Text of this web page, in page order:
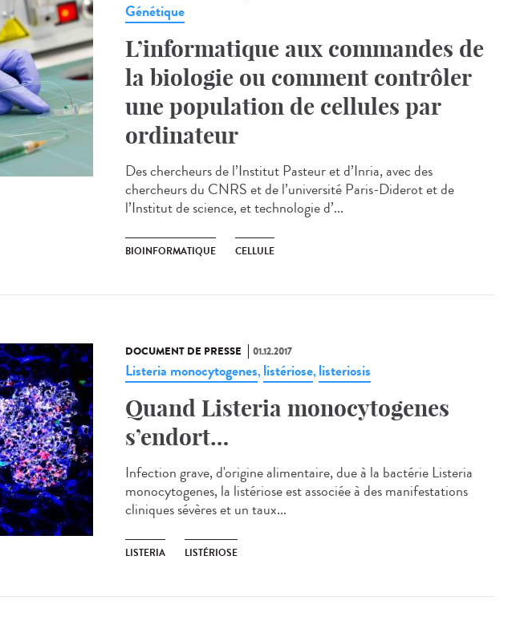
Génétique
L’informatique aux commandes de
la biologie ou comment contrôler
une population de cellules par
ordinateur
Des chercheurs de l’Institut Pasteur et d’Inria, avec des
chercheurs du CNRS et de l’université Paris-Diderot et de
l’Institut de science, et technologie d’...
BIOINFORMATIQUE CELLULE
DOCUMENT DE PRESSE 01.12.2017
Listeria monocytogenes, listériose, listeriosis
Quand Listeria monocytogenes
s’endort…
Infection grave, d'origine alimentaire, due à la bactérie Listeria
monocytogenes, la listériose est associée à des manifestations
cliniques sévères et un taux...
LISTERIA LISTÉRIOSE